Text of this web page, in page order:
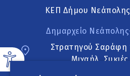
ΚΕΠ Δήμου
Δημαρχείο
Στρατηγού Σαράφη
Μιχαήλ,